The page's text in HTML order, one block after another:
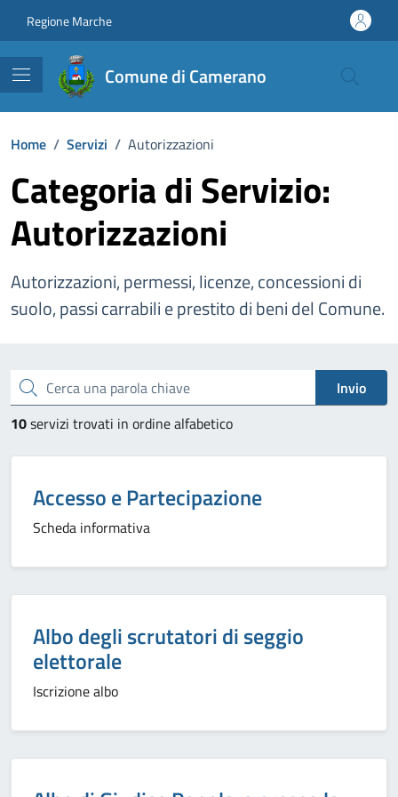
Regione Marche
Comune di Camerano
Home / Servizi / Autorizzazioni
Categoria di Servizio:
Autorizzazioni
Autorizzazioni, permessi, licenze, concessioni di
suolo, passi carrabili e prestito di beni del Comune.
Cerca una parola chiave
Invio
10servizi trovati in ordine alfabetico
Accesso e Partecipazione
Scheda informativa
Albo degli scrutatori di seggio
elettorale
Iscrizione albo